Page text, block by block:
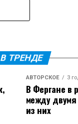
и
с Аль-
или
покинули
В ТРЕНДЕ
АВТОРСКОЕ 3
В Фергане в
между
из них